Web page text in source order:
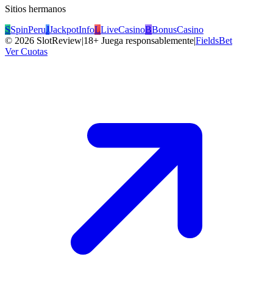
Sitios hermanos
SSpinPeruJJackpotInfoLLiveCasinoBBonusCasino
© 2026 SlotReview|18+ Juega responsablemente|FieldsBet
Ver Cuotas